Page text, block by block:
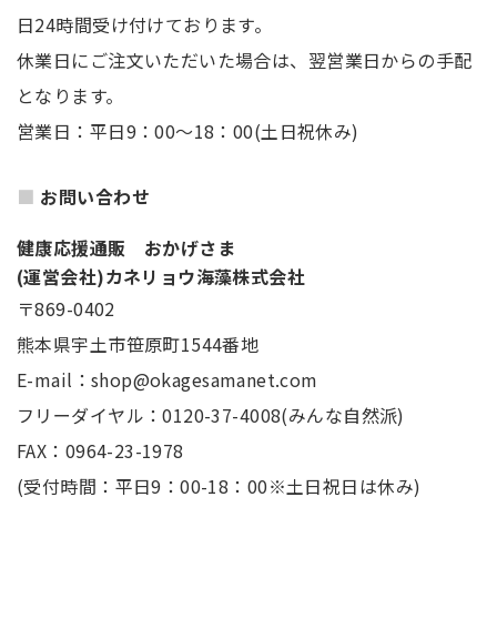
日24時間受け付けております。
休業日にご注文いただいた場合は、翌営業日からの手配
となります。
営業日：平日9：00～18：00(土日祝休み)
お問い合わせ
健康応援通販 おかげさま
(運営会社)カネリョウ海藻株式会社
〒869-0402
熊本県宇土市笹原町1544番地
E-mail：shop@okagesamanet.com
フリーダイヤル：0120-37-4008(みんな自然派)
FAX：0964-23-1978
(受付時間：平日9：00-18：00※土日祝日は休み)